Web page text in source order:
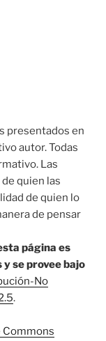
presentados en
autor. Todas
Las
quien las
de quien lo
de pensar
página es
se provee bajo
No
.
Commons